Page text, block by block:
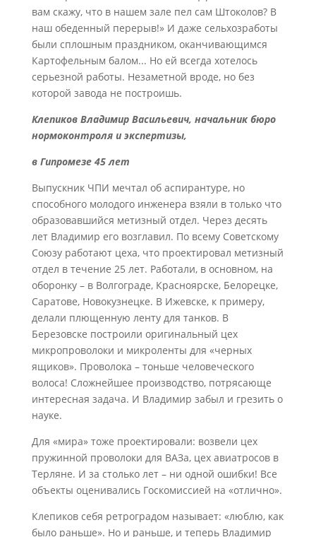
вам скажу, что в нашем зале пел сам Штоколов? В
наш обеденный перерыв!» И даже сельхозработы
были сплошным праздником, оканчивающимся
Картофельным балом... Но ей всегда хотелось
серьезной работы. Незаметной вроде, но без
которой завода не построишь.
Клепиков Владимир Васильевич, начальник бюро
нормоконтроля и экспертизы,
в Гипромезе 45 лет
Выпускник ЧПИ мечтал об аспирантуре, но
способного молодого инженера взяли в только что
образовавшийся метизный отдел. Через десять
лет Владимир его возглавил. По всему Советскому
Союзу работают цеха, что проектировал метизный
отдел в течение 25 лет. Работали, в основном, на
оборонку – в Волгограде, Красноярске, Белорецке,
Саратове, Новокузнецке. В Ижевске, к примеру,
делали плющенную ленту для танков. В
Березовске построили оригинальный цех
микропроволоки и микроленты для «черных
ящиков». Проволока – тоньше человеческого
волоса! Сложнейшее производство, потрясающе
интересная задача. И Владимир забыл и грезить о
науке.
Для «мира» тоже проектировали: возвели цех
пружинной проволоки для ВАЗа, цех авиатросов в
Терляне. И за столько лет – ни одной ошибки! Все
объекты оценивались Госкомиссией на «отлично».
Клепиков себя ретроградом называет: «люблю, как
было раньше». Но и раньше, и теперь Владимир